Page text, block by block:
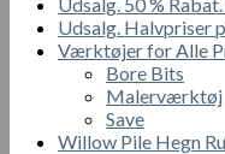
Udsalg. Halvpriser
Værktøjer for Alle
Bore Bits
Malerværktøj
Save
Willow Pile Hegn